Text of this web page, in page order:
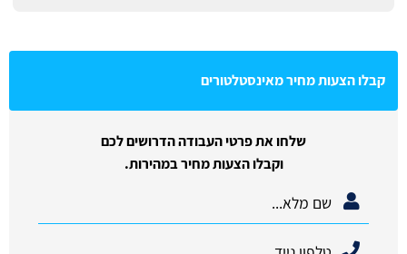
קבלו הצעות מחיר מאינסטלטורים
שלחו את פרטי העבודה הדרושים לכם
וקבלו הצעות מחיר במהירות.